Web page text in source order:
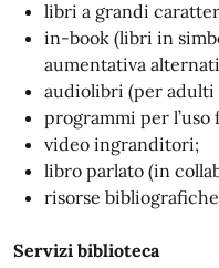
libri a grandi
in-book (libri in
aumentativa
audiolibri (per adulti
programmi per
video ingranditori;
libro parlato (in
risorse
Servizi biblioteca